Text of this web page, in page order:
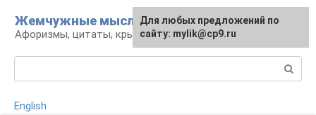
контенту
Жемчужные мысли
Афоризмы, цитаты, крылатые фразы
English
Для любых предложений по
сайту: mylik@cp9.ru